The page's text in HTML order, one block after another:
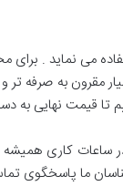
. برای
مقرون به صرفه تر
تا قیمت نهایی به
ساعات کاری همیشه
ما پاسخگوی